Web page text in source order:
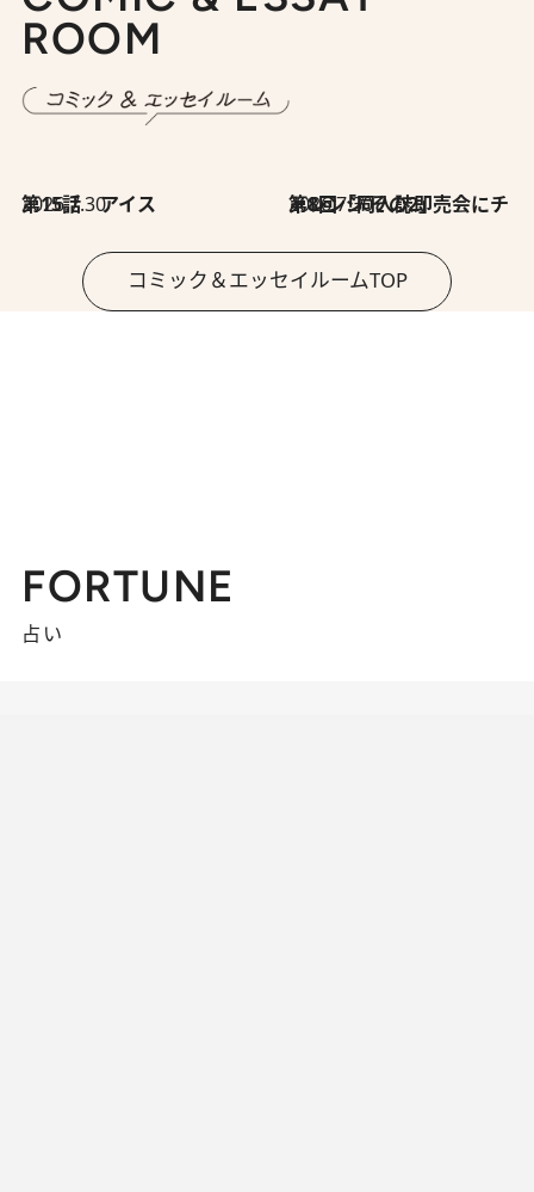
ROOM
2026.7.30
第15話 アイス 2026.7.30
第8回「同人誌即売会にチャレンジ その2」
コミック＆エッセイルームTOP
FORTUNE
占い